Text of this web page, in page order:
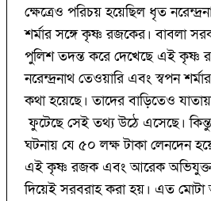
ক্ষেত্রেও পরিচয় হয়েছিল ধৃত
শর্মার সঙ্গে কৃষ্ণ রজকের। বাবলা
পুলিশ তদন্ত করে দেখেছে এই কৃষ্ণ
নরেন্দ্রনাথ তেওয়ারি এবং স্বপন
কথা হয়েছে। তাদের বাড়িতেও
ফুটেছে সেই তথ্য উঠে এসেছে।
ঘটনায় যে ৫০ লক্ষ টাকা লেনদেন
এই কৃষ্ণ রজক এবং আরেক অভিযুক্ত
দিয়েই সরবরাহ করা হয়। এত মোটা